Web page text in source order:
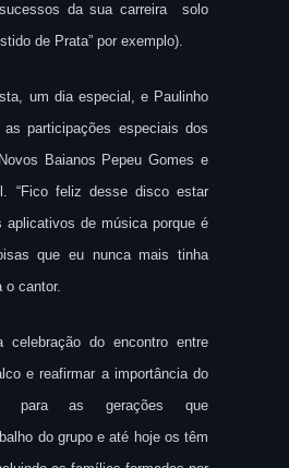
da sua carreira solo
de Prata” por exemplo).
um dia especial, e Paulinho
participações especiais dos
Baianos Pepeu Gomes e
“Fico feliz desse disco estar
aplicativos de música porque é
que eu nunca mais tinha
o cantor.
celebração do encontro entre
e reafirmar a importância do
para as gerações que
do grupo e até hoje os têm